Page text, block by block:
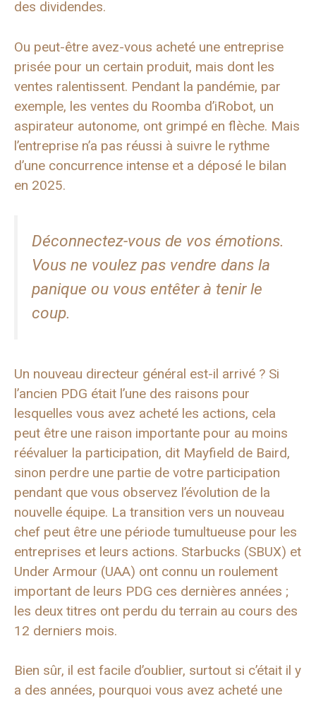
des dividendes.
Ou peut-être avez-vous acheté une entreprise
prisée pour un certain produit, mais dont les
ventes ralentissent. Pendant la pandémie, par
exemple, les ventes du Roomba d’iRobot, un
aspirateur autonome, ont grimpé en flèche. Mais
l’entreprise n’a pas réussi à suivre le rythme
d’une concurrence intense et a déposé le bilan
en 2025.
Déconnectez-vous de vos émotions.
Vous ne voulez pas vendre dans la
panique ou vous entêter à tenir le
coup.
Un nouveau directeur général est-il arrivé ? Si
l’ancien PDG était l’une des raisons pour
lesquelles vous avez acheté les actions, cela
peut être une raison importante pour au moins
réévaluer la participation, dit Mayfield de Baird,
sinon perdre une partie de votre participation
pendant que vous observez l’évolution de la
nouvelle équipe. La transition vers un nouveau
chef peut être une période tumultueuse pour les
entreprises et leurs actions. Starbucks (SBUX) et
Under Armour (UAA) ont connu un roulement
important de leurs PDG ces dernières années ;
les deux titres ont perdu du terrain au cours des
12 derniers mois.
Bien sûr, il est facile d’oublier, surtout si c’était il y
a des années, pourquoi vous avez acheté une